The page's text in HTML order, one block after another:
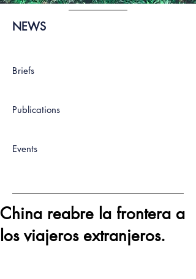
NEWS
Briefs
Publications
Events
China reabre la frontera a
los viajeros extranjeros.